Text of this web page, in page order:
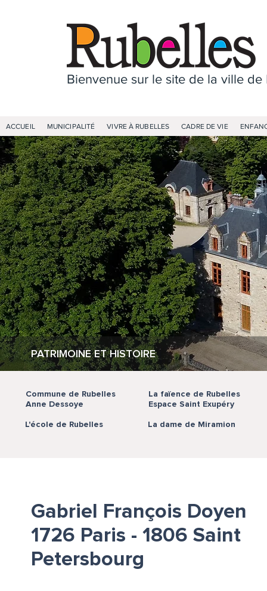
Bienvenue sur le site de la ville de
ACCUEIL MUNICIPALITÉ VIVRE À RUBELLES CADRE DE VIE
PATRIMOINE ET HISTOIRE
Commune de Rubelles
La faïence de Rubelles
Anne Dessoye
Espace Saint Exupéry
L'école de Rubelles La dame de Miramion
Gabriel François Doyen
1726 Paris - 1806 Saint
Petersbourg